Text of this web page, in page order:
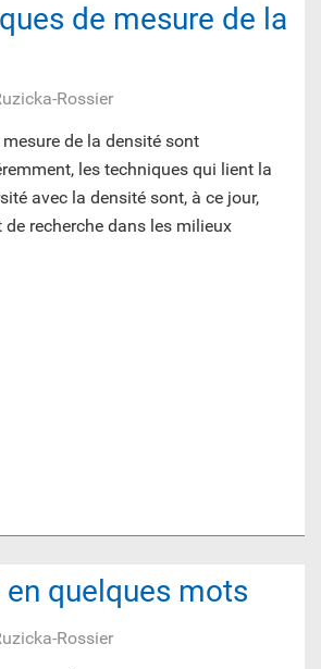
de mesure de la
Rossier
de la densité sont
les techniques qui lient la
avec la densité sont, à ce jour,
de recherche dans les milieux
en quelques mots
Rossier